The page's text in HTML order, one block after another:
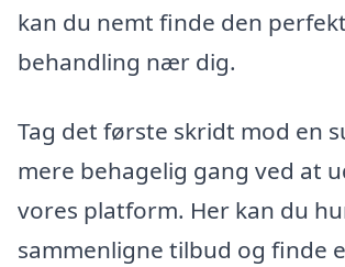
kan du nemt finde den
behandling nær dig.
Tag det første skridt mod en
mere behagelig gang ved at
vores platform. Her kan du
sammenligne tilbud og finde